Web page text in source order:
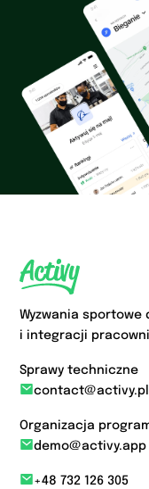
Wyzwania sportowe
i integracji
Sprawy techniczne
contact@activy.pl
Organizacja
demo@activy.app
+48 732 126 305